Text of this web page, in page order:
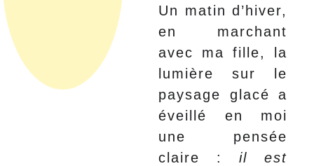
Un matin d’hiver,
en marchant
avec ma fille, la
lumière sur le
paysage glacé a
éveillé en moi
une pensée
claire :il est